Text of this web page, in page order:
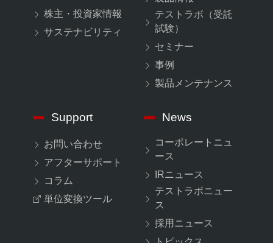
株主・投資家情報
サステナビリティ
テストラボ（受託
試験）
セミナー
事例
製品メンテナンス
Support
お問い合わせ
アフターサポート
コラム
単位変換ツール
News
コーポレートニュ
ース
IRニュース
テストラボニュー
ス
採用ニュース